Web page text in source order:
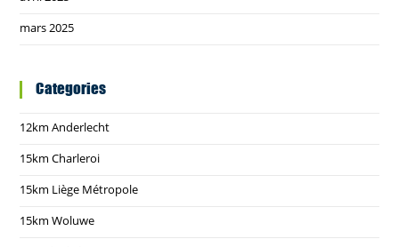
mars 2025
Categories
12km Anderlecht
15km Charleroi
15km Liège Métropole
15km Woluwe